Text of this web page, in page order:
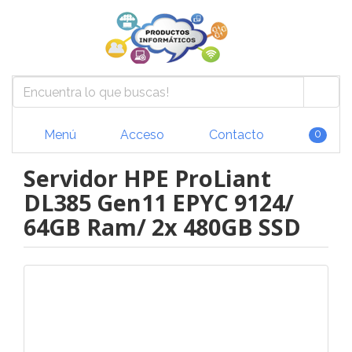
Menú Acceso Contacto 0
Servidor HPE ProLiant
DL385 Gen11 EPYC 9124/
64GB Ram/ 2x 480GB SSD